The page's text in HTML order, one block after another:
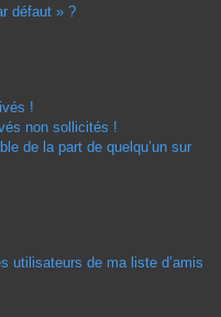
défaut » ?
!
non sollicités !
de la part de quelqu’un sur
utilisateurs de ma liste d’amis